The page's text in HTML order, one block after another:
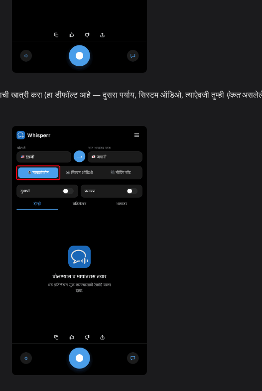
खात्री करा (हा डीफॉल्ट आहे — दुसरा पर्याय, सिस्टम ऑडिओ, त्याऐवजी तुम्ही ऐकत